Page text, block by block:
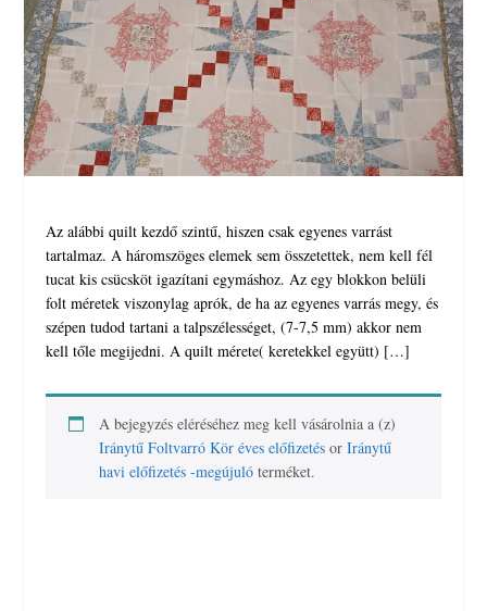
Az alábbi quilt kezdő szintű, hiszen csak egyenes varrást
tartalmaz. A háromszöges elemek sem összetettek, nem kell fél
tucat kis csücsköt igazítani egymáshoz. Az egy blokkon belüli
folt méretek viszonylag aprók, de ha az egyenes varrás megy, és
szépen tudod tartani a talpszélességet, (7-7,5 mm) akkor nem
kell tőle megijedni. A quilt mérete( keretekkel együtt) […]
A bejegyzés eléréséhez meg kell vásárolnia a (z)
Iránytű Foltvarró Kör éves előfizetés orIránytű
havi előfizetés -megújuló terméket.